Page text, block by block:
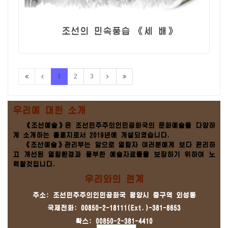
조선의 민속풍습 《세 배》
1 2 3
우리에 대한 소개
《조선예술》은 조선민주주의인민공화국의 문화예술을 다양하
게 소개하는 홈페지로서 2019년에 개설되였습니다.
《조선예술》관리부는 앞으로 열람자 여러분에게 보다 편리하
고 개선된 열람환경과 풍부한 예술자료들을 보장하기 위하여 노
력할것입니다.
우리와의 련계
주소: 조선민주주의인민공화국 평양시 중구역 외성동
국제전화: 00850-2-18111(Ext.)-381-8653
확스: 00850-2-381-4410